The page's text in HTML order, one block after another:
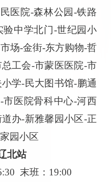
医院-森林公园-铁路
中学北门-世纪园小
场-金街-东方购物-哲
工会-市蒙医医院-市
学-民大图书馆-鹏通
医院骨科中心-河西
办-新雅馨园小区-正
园小区
北站
末班：19:00